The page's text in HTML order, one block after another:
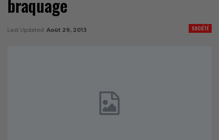
braquage
SOCIÉTÉ
Last Updated Août 29, 2013